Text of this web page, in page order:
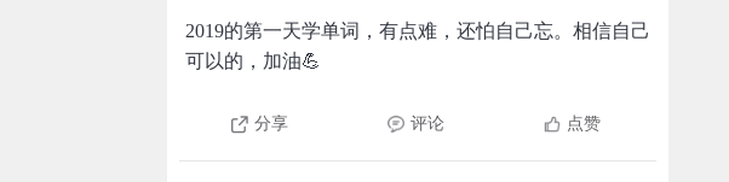
2019的第一天学单词，有点难，还怕自己忘。相信自己
可以的，加油💪
分享 评论 点赞